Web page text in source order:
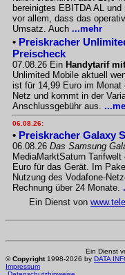
bereinigtes EBITDA AL
vor allem, dass das
Umsatz. Auch ...mehr
• Preiskracher
Preischeck
07.08.26 Ein Handytarif
Unlimited Mobile aktuell
ist für 14,99 Euro im
Netz und kommt in der
Anschlussgebühr aus.
06.08.26:
• Preiskracher Galaxy
06.08.26 Das Samsung
MediaMarktSaturn
Euro für das Gerät. Im
Nutzung des Vodafone-
Rechnung über 24 Monate.
Ein Dienst von
Ein Dienst
©Copyright1998-2026 by DATA
Impressum